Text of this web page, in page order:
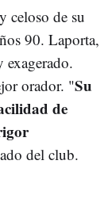
celoso de su
90. Laporta,
exagerado.
orador. "Su
de
del club.